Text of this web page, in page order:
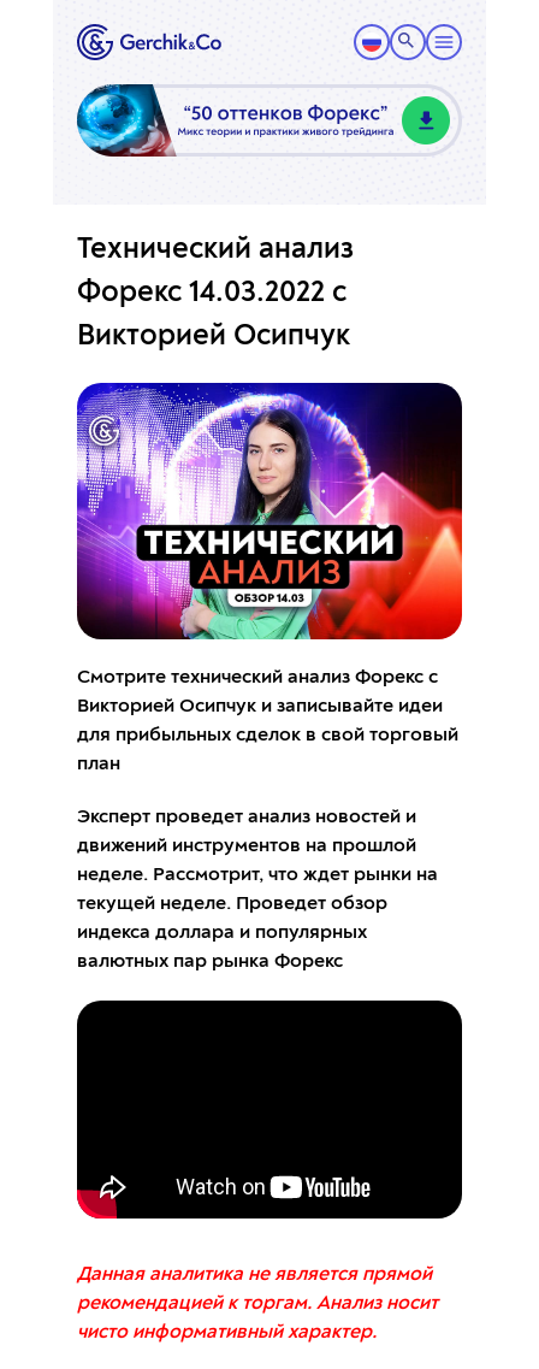
Технический анализ
Форекс 14.03.2022 с
Викторией Осипчук
Смотрите технический анализ Форекс с
Викторией Осипчук и записывайте идеи
для прибыльных сделок в свой торговый
план
Эксперт проведет анализ новостей и
движений инструментов на прошлой
неделе. Рассмотрит, что ждет рынки на
текущей неделе. Проведет обзор
индекса доллара и популярных
валютных пар рынка Форекс
Данная аналитика не является прямой
рекомендацией к торгам. Анализ носит
чисто информативный характер.